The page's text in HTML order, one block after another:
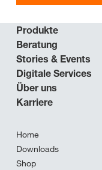
Produkte
Beratung
Stories & Events
Digitale Services
Über uns
Karriere
Home
Downloads
Shop